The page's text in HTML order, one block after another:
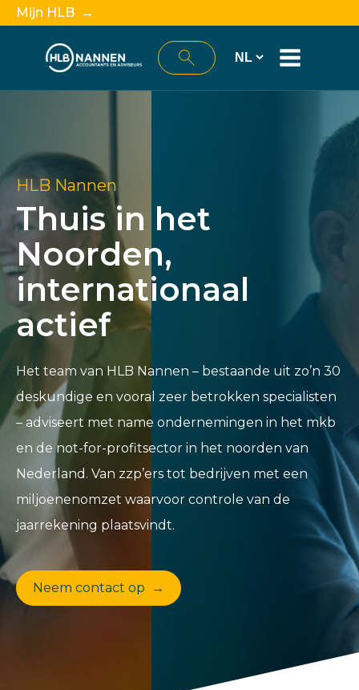
Mijn HLB →
HLB Nannen
Thuis in het
Noorden,
internationaal
actief
Het team van HLB Nannen – bestaande uit zo’n 30
deskundige en vooral zeer betrokken specialisten
– adviseert met name ondernemingen in het mkb
en de not-for-profitsector in het noorden van
Nederland. Van zzp’ers tot bedrijven met een
miljoenenomzet waarvoor controle van de
jaarrekening plaatsvindt.
Neem contact op →